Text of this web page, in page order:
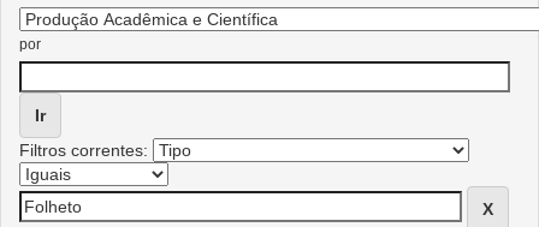
por
Filtros correntes: